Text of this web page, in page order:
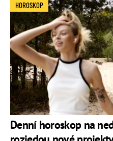
Denní horoskop na
HOROSKOP